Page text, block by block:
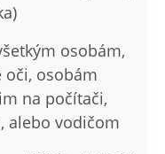
osobám,
oči, osobám
na počítači,
alebo vodičom